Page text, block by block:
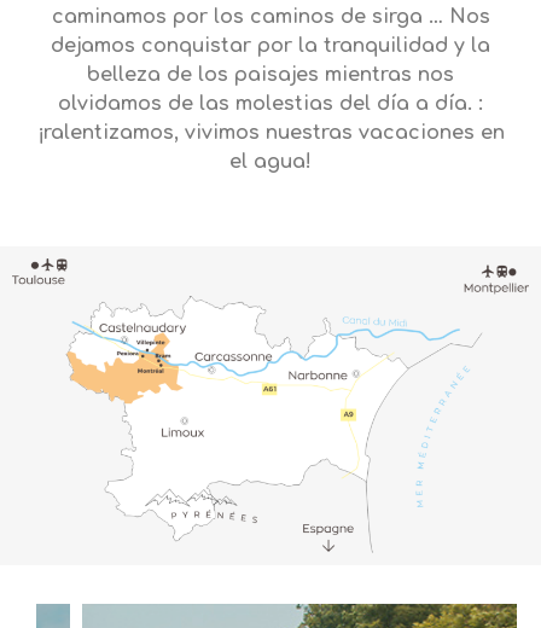
caminamos por los caminos de sirga … Nos
dejamos conquistar por la tranquilidad y la
belleza de los paisajes mientras nos
olvidamos de las molestias del día a día. :
¡ralentizamos, vivimos nuestras vacaciones en
el agua!